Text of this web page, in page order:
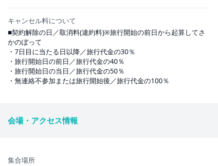
キャンセル料について
■契約解除の日／取消料(違約料)※旅行開始の前日から起算してさ
かのぼって
・7日目に当たる日以降／旅行代金の30％
・旅行開始日の前日／旅行代金の40％
・旅行開始日の当日／旅行代金の50％
・無連絡不参加または旅行開始後／旅行代金の100％
会場・アクセス情報
集合場所